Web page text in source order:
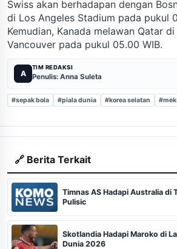
Swiss akan berhadapan dengan
di Los Angeles Stadium pada pukul
Kemudian, Kanada melawan Qatar
Vancouver pada pukul 05.00 WIB.
A
TIM REDAKSI
Penulis: Anna Suleta
#sepak bola #piala dunia #korea selatan
🔗 Berita Terkait
Timnas AS Hadapi Australia di
Pulisic
Skotlandia Hadapi Maroko di
Dunia 2026